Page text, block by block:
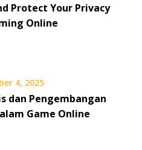
Protect Your Privacy
Online
4, 2025
dan Pengembangan
Game Online